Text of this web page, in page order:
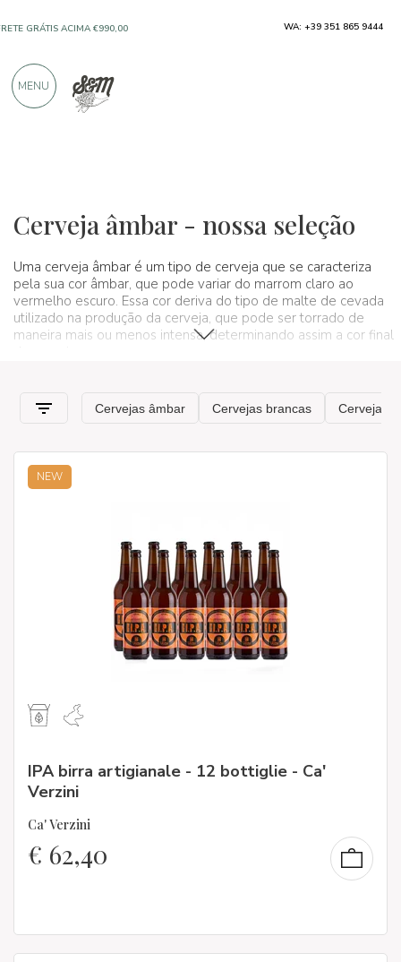
Cerveja âmbar - nossa seleção
Uma cerveja âmbar é um tipo de cerveja que se caracteriza
pela sua cor âmbar, que pode variar do marrom claro ao
vermelho escuro. Essa cor deriva do tipo de malte de cevada
utilizado na produção da cerveja, que pode ser torrado de
maneira mais ou menos intensa, determinando assim a cor final
NEW
IPA birra artigianale - 12 bottiglie - Ca'
Verzini
Ca' Verzini
€ 62,40
GRÁTIS ACIMA €990,00
PRODUTOS DE EXCELENTES
WA: +39 351 865 9444
MENU